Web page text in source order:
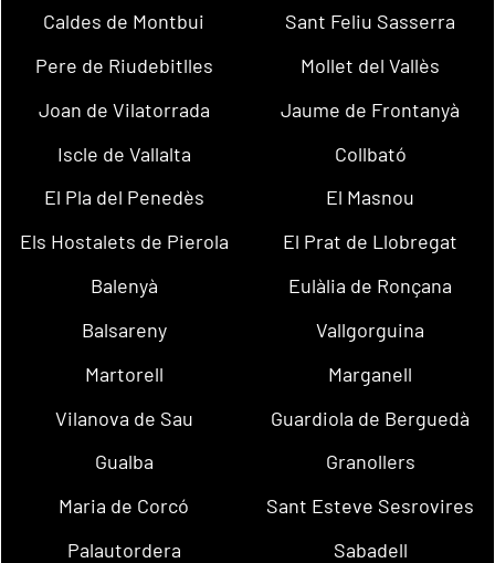
Caldes de Montbui
Sant Feliu Sasserra
Pere de Riudebitlles
Mollet del Vallès
Joan de Vilatorrada
Jaume de Frontanyà
Iscle de Vallalta
Collbató
El Pla del Penedès
El Masnou
Els Hostalets de Pierola
El Prat de Llobregat
Balenyà
Eulàlia de Ronçana
Balsareny
Vallgorguina
Martorell
Marganell
Vilanova de Sau
Guardiola de Berguedà
Gualba
Granollers
Maria de Corcó
Sant Esteve Sesrovires
Palautordera
Sabadell